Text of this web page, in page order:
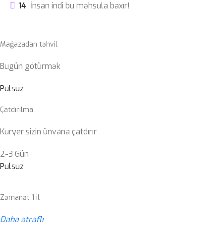
14 İnsan indi bu məhsula baxır!
Mağazadan təhvil
Bugün götürmək
Pulsuz
Çatdırılma
Kuryer sizin ünvana çatdırır
2-3 Gün
Pulsuz
Zəmanət 1 il
Daha ətraflı